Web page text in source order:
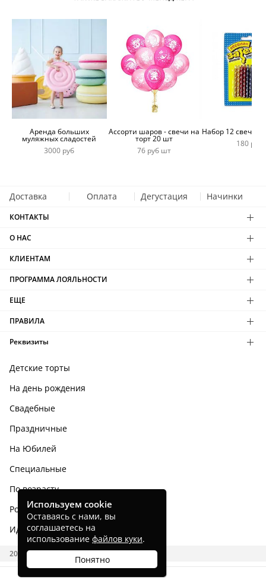
Аренда больших
муляжных сладостей
3000 руб
Ассорти шаров - свечи на
торт 20 шт
76 руб шт
Набор 12 свечей
180 руб
Доставка Оплата Дегустация Начинки
КОНТАКТЫ
О НАС
КЛИЕНТАМ
ПРОГРАММА ЛОЯЛЬНОСТИ
ЕЩЕ
ПРАВИЛА
Реквизиты
Детские торты
На день рождения
Свадебные
Праздничные
На Юбилей
Специальные
По возрасту
Родным и близким
Идеи тортов
2026 CAKES.RU
Используем cookie
Оставаясь с нами, вы
соглашаетесь на
использование файлов куки.
Понятно